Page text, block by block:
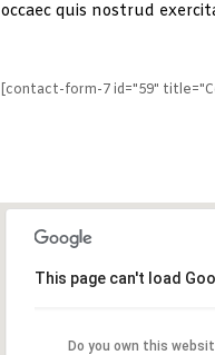
occaec quis nostrud
[contact-form-7 id="59"
This page can't load
Do you own this